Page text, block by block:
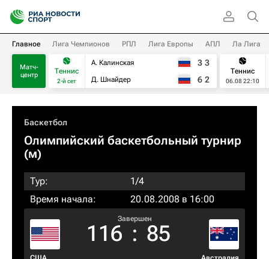
Главное Лига Чемпионов РПЛ Лига Европы АПЛ Ла Лига
Матч-
центр
Теннис
2-й сет
А. Калинская
Д. Шнайдер
3 3
6 2
Теннис
06.08 22:10
Баскетбол
Олимпийский баскетбольный турнир
(м)
Тур:
1/4
Время начала:
20.08.2008 в 16:00
Завершен
116 : 85